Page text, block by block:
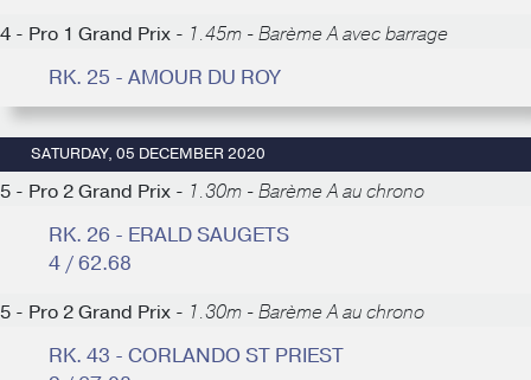
4 - Pro 1 Grand Prix - 1.45m - Barème A avec barrage
RK. 25 - AMOUR DU ROY
SATURDAY, 05 DECEMBER 2020
5 - Pro 2 Grand Prix - 1.30m - Barème A au chrono
RK. 26 - ERALD SAUGETS
4 / 62.68
5 - Pro 2 Grand Prix - 1.30m - Barème A au chrono
RK. 43 - CORLANDO ST PRIEST